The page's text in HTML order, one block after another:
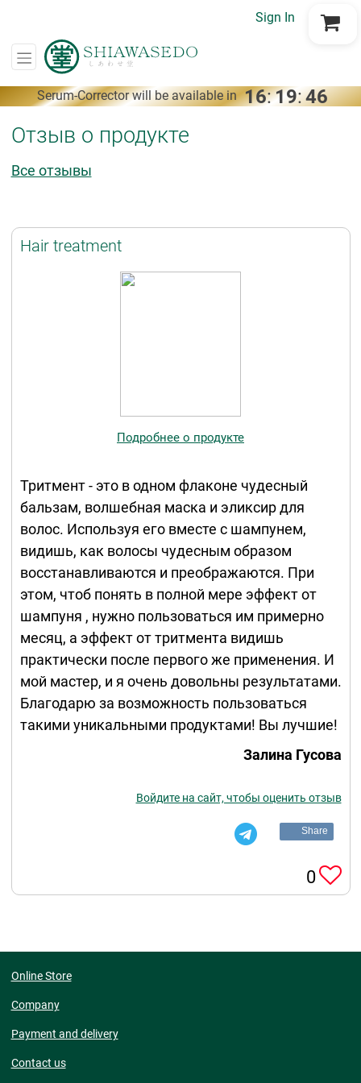
Sign In
Go to Cart
Serum-Corrector will be available in 16:19:46
Отзыв о продукте
Все отзывы
Hair treatment
Подробнее о продукте
Тритмент - это в одном флаконе чудесный
бальзам, волшебная маска и эликсир для
волос. Используя его вместе с шампунем,
видишь, как волосы чудесным образом
восстанавливаются и преображаются. При
этом, чтоб понять в полной мере эффект от
шампуня , нужно пользоваться им примерно
месяц, а эффект от тритмента видишь
практически после первого же применения. И
мой мастер, и я очень довольны результатами.
Благодарю за возможность пользоваться
такими уникальными продуктами! Вы лучшие!
Залина Гусова
Войдите на сайт, чтобы оценить отзыв
Share
0
Online Store
Company
Payment and delivery
Contact us